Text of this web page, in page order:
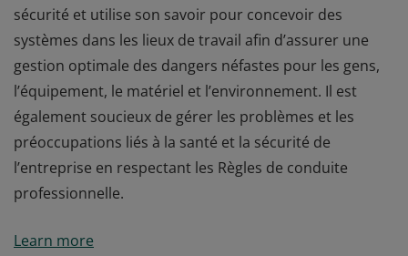
sécurité et utilise son savoir pour concevoir des
systèmes dans les lieux de travail afin d’assurer une
gestion optimale des dangers néfastes pour les gens,
l’équipement, le matériel et l’environnement. Il est
également soucieux de gérer les problèmes et les
préoccupations liés à la santé et la sécurité de
l’entreprise en respectant les Règles de conduite
professionnelle.
principes et des pratiques en matière de santé et de
Learn more